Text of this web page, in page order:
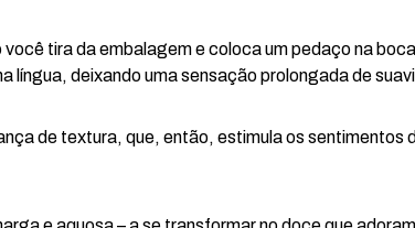
tira da embalagem e coloca um pedaço na
língua, deixando uma sensação prolongada de
de textura, que, então, estimula os sentimentos